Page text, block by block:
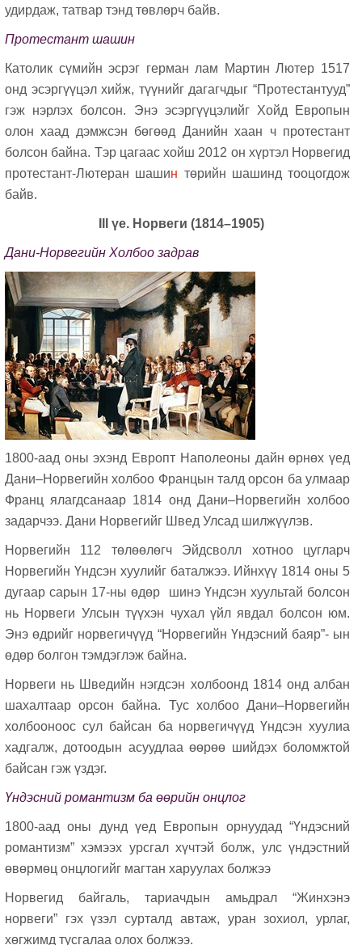
удирдаж, татвар тэнд төвлөрч байв.
Протестант шашин
Католик сүмийн эсрэг герман лам Мартин Лютер 1517
онд эсэргүүцэл хийж, түүнийг дагагчдыг “Протестантууд”
гэж нэрлэх болсон. Энэ эсэргүүцэлийг Хойд Европын
олон хаад дэмжсэн бөгөөд Данийн хаан ч протестант
болсон байна. Тэр цагаас хойш 2012 он хүртэл Норвегид
протестант-Лютерaн шашин төрийн шашинд тооцогдож
байв.
III үе. Норвеги (1814–1905)
Дани-Норвегийн Холбоо задрав
1800-аад оны эхэнд Европт Наполеоны дайн өрнөх үед
Дани–Норвегийн холбоо Францын талд орсон ба улмаар
Франц ялагдсанаар 1814 онд Дани–Норвегийн холбоо
задарчээ. Дани Норвегийг Швед Улсад шилжүүлэв.
Норвегийн 112 төлөөлөгч Эйдсволл хотноо цугларч
Норвегийн Үндсэн хуулийг баталжээ. Ийнхүү 1814 оны 5
дугаар сарын 17-ны өдөр шинэ Үндсэн хуультай болсон
нь Норвеги Улсын түүхэн чухал үйл явдал болсон юм.
Энэ өдрийг норвегичүүд “Норвегийн Үндэсний баяр”- ын
өдөp болгон тэмдэглэж байна.
Норвеги нь Шведийн нэгдсэн холбоонд 1814 онд албан
шахалтаар орсон байна. Тус холбоо Дани–Норвегийн
холбооноос сул байсан ба норвегичүүд Үндсэн хуулиа
хадгалж, дотоодын асуудлаа өөрөө шийдэх боломжтой
байсан гэж үздэг.
Үндэсний романтизм ба өөрийн онцлог
1800-аад оны дунд үед Европын орнуудад “Үндэсний
романтизм” хэмээх урсгал хүчтэй болж, улс үндэстний
өвөрмөц онцлогийг магтан харуулах болжээ
Норвегид байгаль, тариачдын амьдрал “Жинхэнэ
норвеги” гэх үзэл сурталд автаж, уран зохиол, урлаг,
хөгжимд тусгалаа олох болжээ.